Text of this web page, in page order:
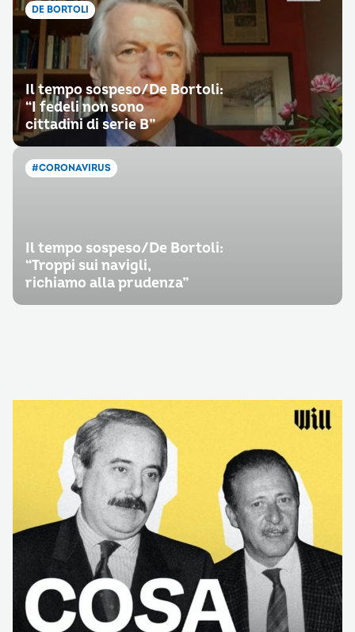
DE BORTOLI
Il tempo sospeso/De Bortoli:
“I fedeli non sono
cittadini di serie B”
#CORONAVIRUS
Il tempo sospeso/De Bortoli:
“Troppi sui navigli,
richiamo alla prudenza”